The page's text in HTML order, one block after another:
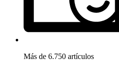
Más de 6.750 artículos